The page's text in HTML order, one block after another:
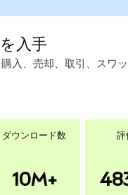
入手
入、売却、取引、スワ
ダウンロード数
10M+
評